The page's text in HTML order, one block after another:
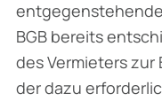
BGB bereits
des Vermieters
der dazu